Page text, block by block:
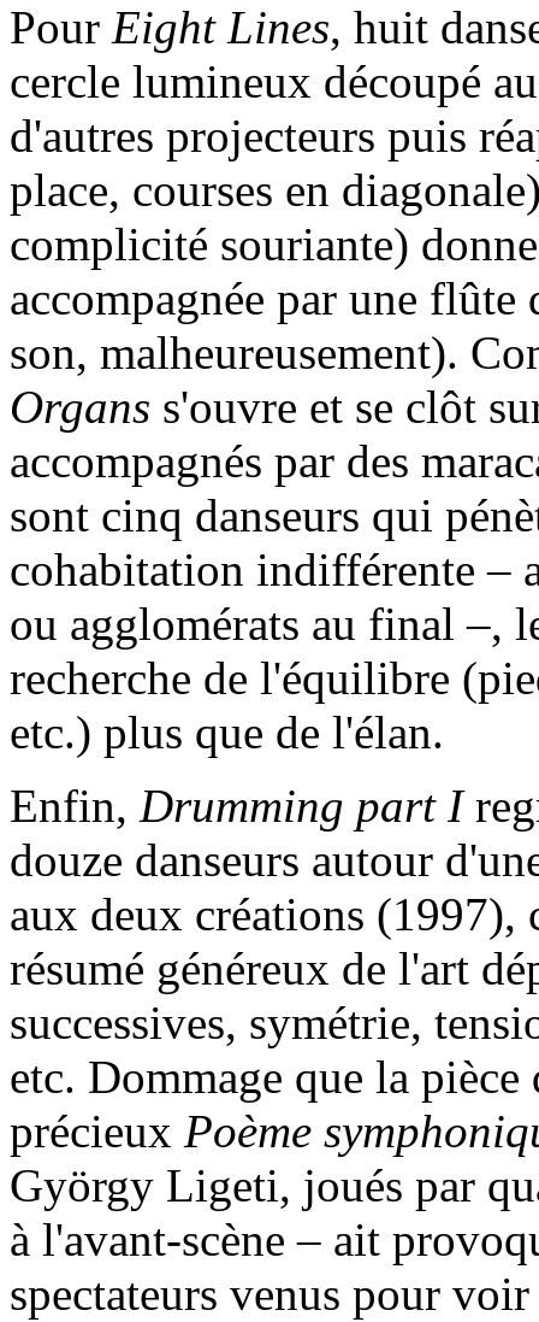
Pour Eight Lines, huit
cercle lumineux découpé
d'autres projecteurs puis
place, courses en
complicité souriante)
accompagnée par une flûte
son, malheureusement).
Organs s'ouvre et se clôt
accompagnés par des
sont cinq danseurs qui
cohabitation indifférente –
ou agglomérats au final –,
recherche de l'équilibre
etc.) plus que de l'élan.
Enfin, Drumming part I
douze danseurs autour
aux deux créations (1997),
résumé généreux de l'art
successives, symétrie,
etc. Dommage que la
précieux Poème
György Ligeti, joués par
à l'avant-scène – ait
spectateurs venus pour